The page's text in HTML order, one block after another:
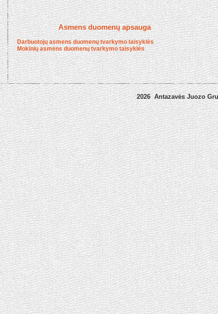
Asmens duomenų apsauga
Darbuotojų asmens duomenų tvarkymo taisyklės
Mokinių asmens duomenų tvarkymo taisyklės
2026 Antazavės Juozo